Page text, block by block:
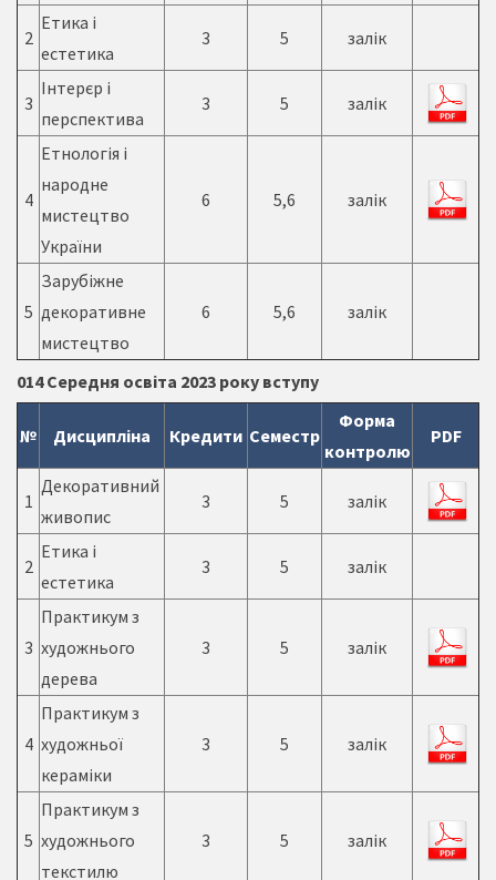
2
Етика і
естетика
3 5 залік
3
Інтерєр і
перспектива
3 5 залік
4
Етнологія і
народне
мистецтво
України
6 5,6 залік
5
Зарубіжне
декоративне
мистецтво
6 5,6 залік
014 Середня освіта 2023 року вступу
№ Дисципліна Кредити Семестр
Форма
контролю
PDF
1
Декоративний
живопис
3 5 залік
2
Етика і
естетика
3 5 залік
3
Практикум з
художнього
дерева
3 5 залік
4
Практикум з
художньої
кераміки
3 5 залік
5
Практикум з
художнього
текстилю
3 5 залік